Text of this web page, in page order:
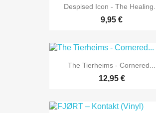
Despised Icon - The Healing...
9,95 €
The Tierheims - Cornered...
12,95 €